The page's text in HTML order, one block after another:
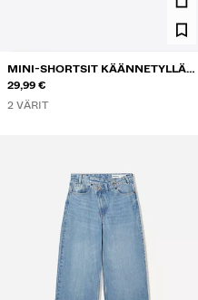
MINI-SHORTSIT KÄÄNNETYLLÄ
VYÖTÄRÖLLÄ
29,99 €
2 VÄRIT